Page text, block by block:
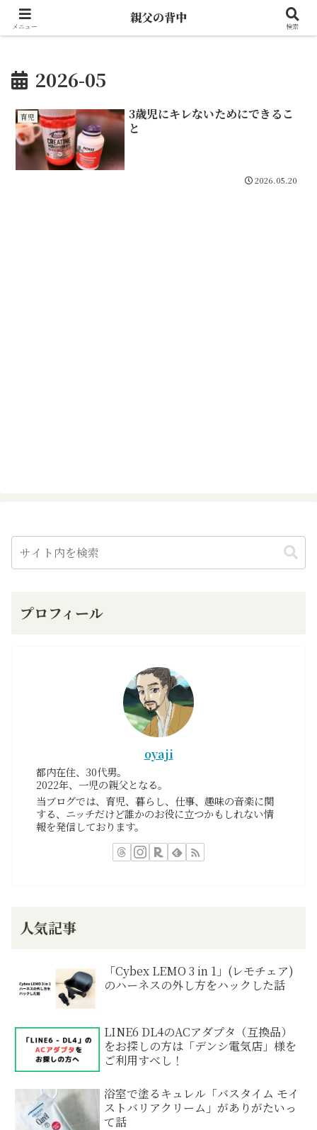
とある親父の雑記
2026-05
育児
3歳児にキレないためにできるこ
と
2026.05.20
プロフィール
oyaji
都内在住、30代男。
2022年、一児の親父となる。
当ブログでは、育児、暮らし、仕事、趣味の音楽に関
する、ニッチだけど誰かのお役に立つかもしれない情
報を発信しております。
人気記事
「Cybex LEMO 3 in 1」(レモチェア)
のハーネスの外し方をハックした話
LINE6 DL4のACアダプタ（互換品）
をお探しの方は「デンシ電気店」様を
ご利用すべし！
浴室で塗るキュレル「バスタイム モイ
ストバリアクリーム」がありがたいっ
て話
メニュー
親父の背中
検索